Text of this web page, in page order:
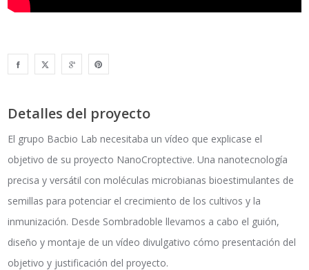
Detalles del proyecto
El grupo Bacbio Lab necesitaba un vídeo que explicase el
objetivo de su proyecto NanoCroptective. Una nanotecnología
precisa y versátil con moléculas microbianas bioestimulantes de
semillas para potenciar el crecimiento de los cultivos y la
inmunización. Desde Sombradoble llevamos a cabo el guión,
diseño y montaje de un vídeo divulgativo cómo presentación del
objetivo y justificación del proyecto.